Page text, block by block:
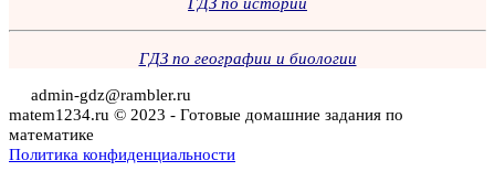
ГДЗ по географии и биологии
admin-gdz@rambler.ru
matem1234.ru © 2023 - Готовые домашние задания по
математике
Политика конфиденциальности